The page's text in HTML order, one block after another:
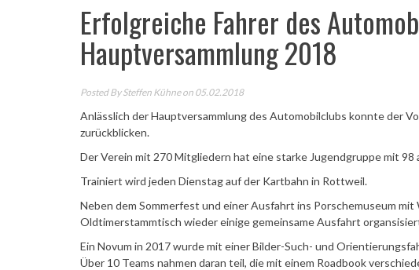
Erfolgreiche Fahrer des
Hauptversammlung 2018
Posted BySteffen Kühneon 05.02.2018
Anlässlich der Hauptversammlung des Automobilclubs konnte der
zurückblicken.
Der Verein mit 270 Mitgliedern hat eine starke Jugendgruppe mit
Trainiert wird jeden Dienstag auf der Kartbahn in Rottweil.
Neben dem Sommerfest und einer Ausfahrt ins Porschemuseum
Oldtimerstammtisch wieder einige gemeinsame Ausfahrt
Ein Novum in 2017 wurde mit einer Bilder-Such- und
Über 10 Teams nahmen daran teil, die mit einem Roadbook